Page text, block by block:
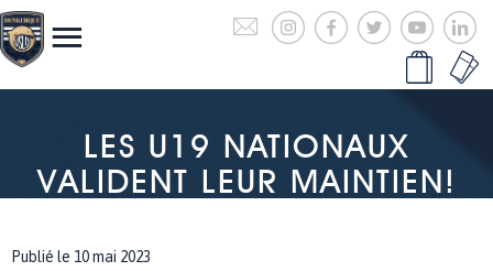
LES U19 NATIONAUX
VALIDENT LEUR MAINTIEN!
Publié le 10 mai 2023